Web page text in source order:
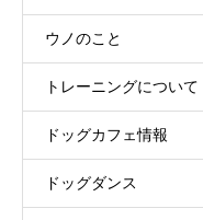
ウノのこと
トレーニングについて
ドッグカフェ情報
ドッグダンス